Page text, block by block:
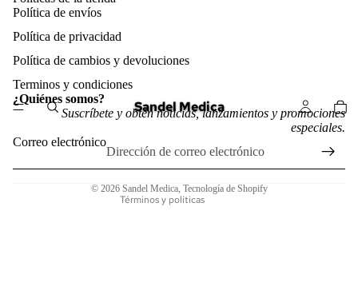
Sandel Medica
Política de envíos
Política de privacidad
Política de cambios y devoluciones
Terminos y condiciones
¿Quiénes somos?
Suscríbete y obtén noticias, lanzamientos y promociones
especiales.
Correo electrónico
© 2026 Sandel Medica, Tecnología de Shopify
Términos y políticas
Política de reembolso
Política de privacidad
Política de envío
Información de contacto